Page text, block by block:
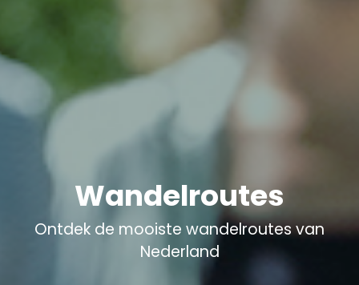
Wandelroutes
Ontdek de mooiste wandelroutes van
Nederland